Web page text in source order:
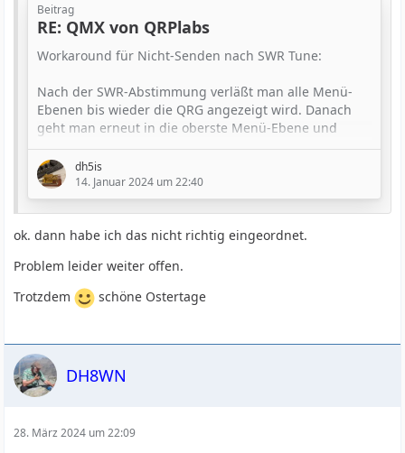
Beitrag
RE: QMX von QRPlabs
Workaround für Nicht-Senden nach SWR Tune:
Nach der SWR-Abstimmung verläßt manalle Menü-
Ebenen bis wieder die QRG angezeigt wird. Danach
geht man erneut in die oberste Menü-Ebene und
verläßt diese anschließend sofort wieder. Nach der
Prozedur sendet der QMX ohne dass man ihn aus-
und wieder einschalten muss.
Ich nutze Iambic A in langsamen Tempo und habe
trotzdem immer wieder verstümmelte Zeichen.
Einsatz. Allerdings "verschluckt" sich der QMX auch…
dh5is
14. Januar 2024 um 22:40
ok. dann habe ich das nicht richtig eingeordnet.
Problem leider weiter offen.
Trotzdem
schöne Ostertage
DH8WN
28. März 2024 um 22:09